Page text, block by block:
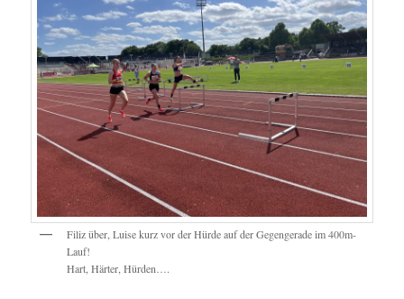
Filiz über, Luise kurz vor der Hürde auf der Gegengerade im 400m-
Lauf!
Hart, Härter, Hürden….